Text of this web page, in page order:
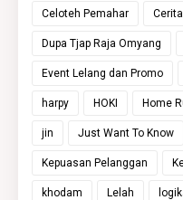
Celoteh Pemahar
Dupa Tjap Raja Omyang
Event Lelang dan Promo
harpy HOKI Home
jin Just Want To Know
Kepuasan Pelanggan
khodam Lelah